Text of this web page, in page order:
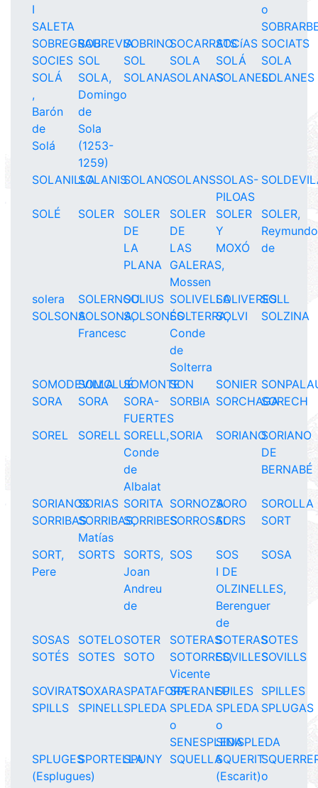
I
SALETA
o
SOBREGRAUSOBREVIASOBRINOSOCARRATSSOCíAS SOCIATS
SOCIES SOL SOL SOLA SOLÁ
SOLA
SOLÁ
,
Barón
de
Solá
SOLA,
Domingo
de
Sola
(1253-
1259)
SOLANASOLANASSOLANELLSOLANES
SOLANILLASOLANISSOLANOSOLANSSOLAS-
PILOAS
SOLÉ SOLER
SOLER
DE
LA
PLANA
SOLER
DE
LAS
GALERAS,
Mossen
SOLER
Y
MOXÓ
SOLER,
Reymundo
de
solera SOLERNOUSOLIUS SOLIVELLASOLIVERESSOLL
SOLSONASOLSONA,
Francesc
SOLSONÉSSOLTERRA,
Conde
de
Solterra
SOLVI SOLZINA
SOMODEVILLA
SOMOLUÉSOMONTESON SONIER
SORA
SORA
SORA-
FUERTES
SORBIA SORCHAGASORECH
SOREL SORELL SORELL,
Conde
de
Albalat
SORIA SORIANOSORIANO
DE
BERNABÉ
SORIANOSSORIAS SORITA SORNOZASORO
SOROLLA
SORRIBASSORRIBAS,
Matías
SORRIBESSORROSALSORS SORT
SORT,
Pere
SORTS
SORTS,
Joan
Andreu
de
SOS
SOS
I DE
OLZINELLES,
Berenguer
de
SOSA
SOSAS SOTELOSOTER SOTERASSOTERASSOTES
SOTÉS
SOTES SOTO
SOTORRES,
Vicente
SOVILLESSOVILLS
SOVIRATSSOXARASPATAFORASPERANEUSPILES
SPILLES
SPILLS
SPINELLSPLEDA SPLEDA
o
SENESPLEDA
SPLEDA
o
SINISPLEDA
SPLUGAS
SPLUGES
(Esplugues)
SPORTELLASPUNY SQUELLASQUERIT
(Escarit)o